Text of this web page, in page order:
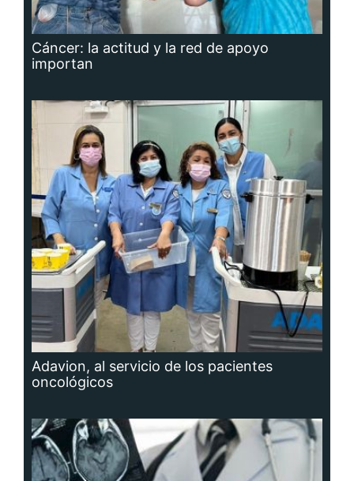
Cáncer: la actitud y la red de apoyo
importan
Adavion, al servicio de los pacientes
oncológicos